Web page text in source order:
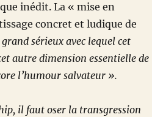
inédit. La « mise en
concret et ludique de
sérieux avec lequel cet
autre dimension essentielle de
l’humour salvateur ».
il faut oser la transgression